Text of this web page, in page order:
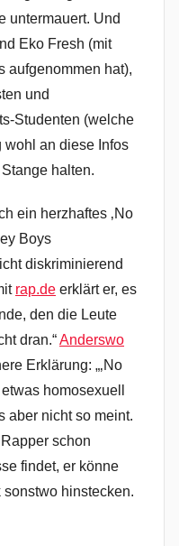
untermauert. Und
Eko Fresh (mit
aufgenommen hat),
und
Studenten (welche
wohl an diese Infos
halten.
ein herzhaftes ‚No
Boys
diskriminierend
rap.de erklärt er, es
den die Leute
dran.“Anderswo
Erklärung: „‚No
homosexuell
aber nicht so meint.
schon
findet, er könne
hinstecken.